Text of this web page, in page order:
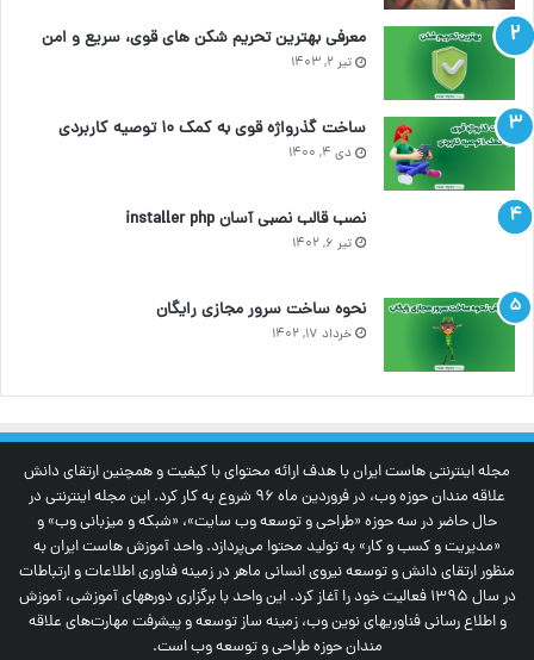
معرفی بهترین تحریم شکن های قوی، سریع و امن
تیر ۲, ۱۴۰۳
ساخت گذرواژه قوی به کمک ۱۰ توصیه کاربردی
دی ۴, ۱۴۰۰
نصب قالب نصبی آسان installer php
تیر ۶, ۱۴۰۲
نحوه ساخت سرور مجازی رایگان
خرداد ۱۷, ۱۴۰۲
مجله اینترنتی‌ هاست ایران با هدف ارائه محتوای با کیفیت و همچنین ارتقای دانش
علاقه مندان حوزه وب، در فروردین ماه 96 شروع به کار کرد. این مجله اینترنتی در
حال حاضر در سه حوزه «طراحی و توسعه وب سایت»، «شبکه و میزبانی وب» و
«مدیریت و کسب و کار» به تولید محتوا می‌پردازد. واحد آموزش هاست ایران به
منظور ارتقای دانش و توسعه نیروی انسانی ماهر در زمینه فناوری اطلاعات و ارتباطات
در سال 1395 فعالیت خود را آغاز کرد. این واحد با برگزاری دوره‎های آموزشی، آموزش
و اطلاع رسانی فناوری‎های نوین وب، زمینه ساز توسعه و پیشرفت مهارت‌های علاقه
مندان حوزه طراحی و توسعه وب است.